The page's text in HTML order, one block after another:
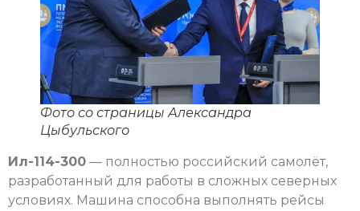
Фото со страницы Александра
Цыбульского
Ил-114-300 — полностью российский самолёт,
разработанный для работы в сложных северных
условиях. Машина способна выполнять рейсы